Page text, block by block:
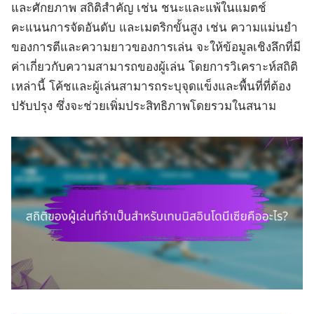
และศักยภาพ สถิติสำคัญ เช่น ชนะและแพ้ในแมตช์
คะแนนการจัดอันดับ และเมตริกขั้นสูง เช่น ความแม่นยำ
ของการตีและความยาวของการเล่น จะให้ข้อมูลเชิงลึกที่มี
ค่าเกี่ยวกับความสามารถของผู้เล่น โดยการวิเคราะห์สถิติ
เหล่านี้ โค้ชและผู้เล่นสามารถระบุจุดแข็งและพื้นที่ที่ต้อง
ปรับปรุง ซึ่งจะช่วยเพิ่มประสิทธิภาพโดยรวมในสนาม